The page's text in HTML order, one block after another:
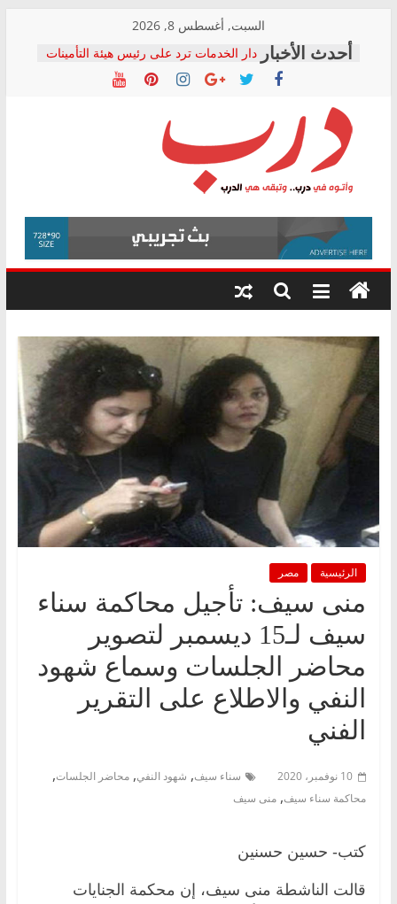
content
السبت, أغسطس 8, 2026
دار الخدمات ترد على رئيس هيئة التأمينات
بعد مؤتمره الصحفي: إنكار الأزمة لا ينهي
معاناة أصحاب المعاشات.. ونطالب بكشف
فرحات سليمان يكتب: القطاع الصحي إلى
أين؟
حزب التحالف الشعبي يطلق لجنة “الحق
في الصحة” بالإسكندرية لرصد الانتهاكات
ودعم المرضى
الوزاري لمدينة الصحفيين.. وانتهاء أعمال
إنشاء المبنى الإداري
المجلس القومي لحقوق الإنسان يعلن
متابعة قضية الدكتور محمد زهران.. ويؤكد:
قرينة البراءة وضمانات المحاكمة العادلة
درب
وأتوه
درب..
وتبقى
هي
الرئيسية مصر
منى سيف: تأجيل محاكمة سناء
سيف لـ15 ديسمبر لتصوير
محاضر الجلسات وسماع شهود
النفي والاطلاع على التقرير
الفني
10 نوفمبر، 2020 سناء سيف, شهود النفي, محاضر الجلسات,
محاكمة سناء سيف, منى سيف
كتب- حسين حسنين
قالت الناشطة منى سيف، إن محكمة الجنايات